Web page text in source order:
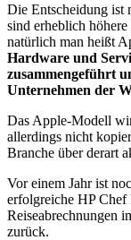
Die Entscheidung ist
sind erheblich
natürlich man heißt
Hardware und
zusammengeführt
Unternehmen der
Das Apple-Modell
allerdings nicht
Branche über derart
Vor einem Jahr ist
erfolgreiche HP
Reiseabrech­nungen
zurück.